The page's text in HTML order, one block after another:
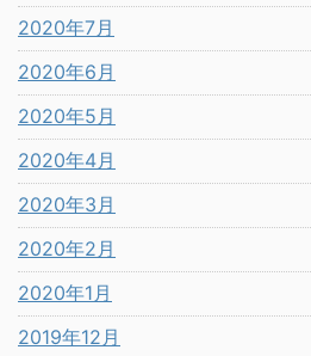
2020年7月
2020年6月
2020年5月
2020年4月
2020年3月
2020年2月
2020年1月
2019年12月